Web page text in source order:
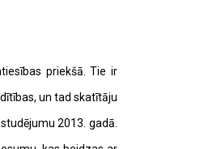
priekšā. Tie ir
un tad skatītāju
2013. gadā.